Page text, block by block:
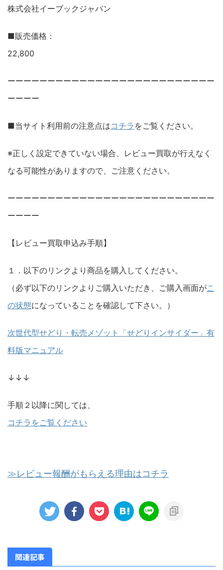
株式会社イーブックジャパン
■販売価格：
22,800
ーーーーーーーーーーーーーーーーーーーーーーーーーー
ーーーー
■当サイト利用前の注意点はコチラ をご覧ください。
※正しく設定できていない場合、レビュー買取が行えなく
なる可能性がありますので、ご注意ください。
ーーーーーーーーーーーーーーーーーーーーーーーーーー
ーーーー
【レビュー買取申込み手順】
１．以下のリンクより商品を購入してください。
（必ず以下のリンクよりご購入いただき、ご購入画面がこ
の状態になっていることを確認して下さい。）
次世代型せどり・転売メゾット「せどりインサイダー」有
料版マニュアル
↓↓↓
手順２以降に関しては、
コチラをご覧ください
≫レビュー報酬がもらえる理由はコチラ
関連記事